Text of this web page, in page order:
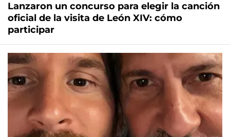
Lanzaron un concurso para elegir la canción
oficial de la visita de León XIV: cómo
participar